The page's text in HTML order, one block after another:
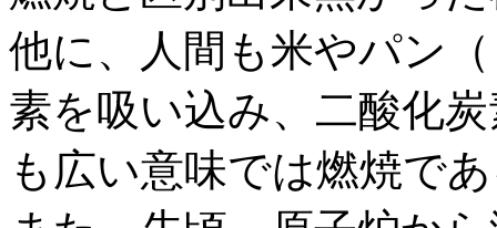
他に、人間も米やパン
素を吸い込み、二酸化
も広い意味では燃焼で